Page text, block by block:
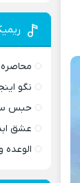
نگو
حبس
عشق
الوعده